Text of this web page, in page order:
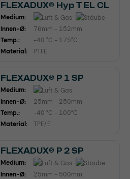
FLEXADUX® Hyp T EL CL
Medium:
Innen-Ø:
76mm - 152mm
Temp.:
-40 °C - 175°C
Material:
PTFE
FLEXADUX® P 1 SP
Medium:
Innen-Ø:
25mm - 250mm
Temp.:
-40 °C - 100°C
Material:
TPE/E
FLEXADUX® P 2 SP
Medium:
Innen-Ø:
25mm - 500mm